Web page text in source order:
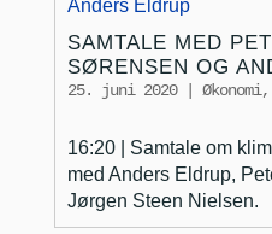
SAMTALE MED
SØRENSEN OG
25. juni 2020| Økonomi,
16:20 | Samtale om
med Anders Eldrup,
Jørgen Steen Nielsen.